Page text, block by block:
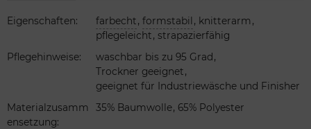
Eigenschaften: farbecht, formstabil , knitterarm,
pflegeleicht, strapazierfähig
Pflegehinweise: waschbar bis zu 95 Grad ,
Trockner geeignet,
geeignet für Industriewäsche und Finisher
Materialzusamm
ensetzung:
35% Baumwolle, 65% Polyester